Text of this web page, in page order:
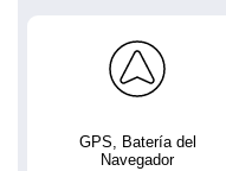
GPS, Batería del
Navegador